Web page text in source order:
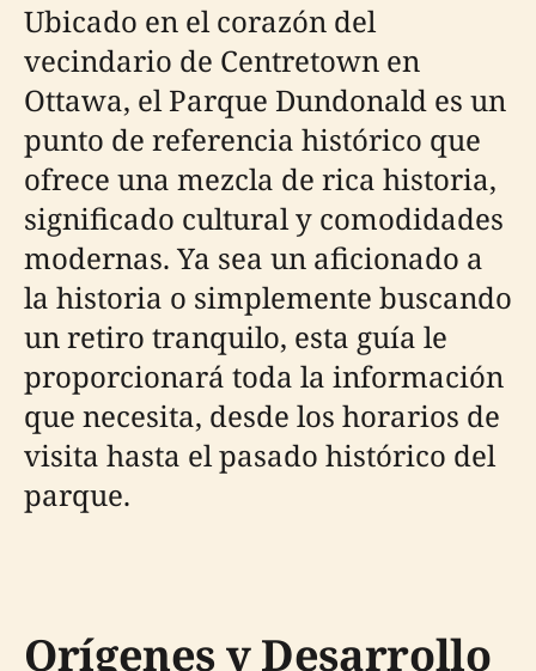
Ubicado en el corazón del
vecindario de Centretown en
Ottawa, el Parque Dundonald es un
punto de referencia histórico que
ofrece una mezcla de rica historia,
significado cultural y comodidades
modernas. Ya sea un aficionado a
la historia o simplemente buscando
un retiro tranquilo, esta guía le
proporcionará toda la información
que necesita, desde los horarios de
visita hasta el pasado histórico del
parque.
Orígenes y Desarrollo